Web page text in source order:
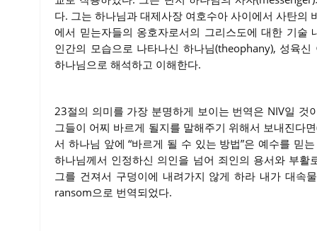
다. 그는 하나님과 대제사장 여호수아 사이에서 사탄의
에서 믿는자들의 옹호자로서의 그리스도에 대한 기
인간의 모습으로 나타나신 하나님(theophany), 성육
하나님으로 해석하고 이해한다.
23절의 의미를 가장 분명하게 보이는 번역은 NIV일
그들이 어찌 바르게 될지를 말해주기 위해서 보내진다
서 하나님 앞에 “바르게 될 수 있는 방법”은 예수를 믿
하나님께서 인정하신 의인을 넘어 죄인의 용서와 부
그를 건져서 구덩이에 내려가지 않게 하라 내가 대속
ransom으로 번역되었다.